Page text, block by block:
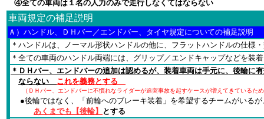
④全ての車両は１名の人力のみで走行しなくてはならない
車両規定の補足説明
Ａ）ハンドル、ＤＨバー／エンドバー、タイヤ規定についての補足説明
＊ハンドルは、ノーマル形状ハンドルの他に、フラットハンドルの仕
＊全ての車両のハンドル両端には、グリップ／エンドキャップなどを装
＊ＤＨバー、エンドバーの追加は認めるが、装着車両は手元に、後輪に
ならない これを義務とする
（ＤＨバー、エンドバーに不慣れなライダーが追突事故を起すケースが増えてきているた
●後輪ではなく、「前輪へのブレーキ装着」を希望するチームがいる
あくまでも【後輪】
とする